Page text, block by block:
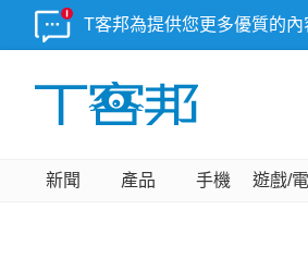
T客邦為提供您更多優質的
新聞 產品 手機 遊戲/